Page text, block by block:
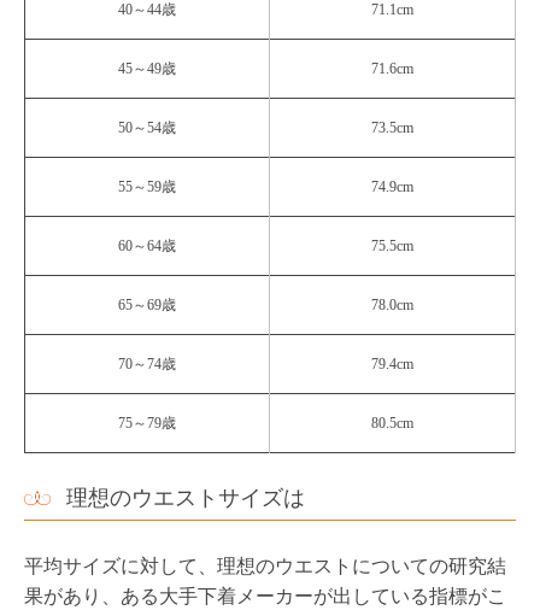
40～44歳 71.1cm
45～49歳 71.6cm
50～54歳 73.5cm
55～59歳 74.9cm
60～64歳 75.5cm
65～69歳 78.0cm
70～74歳 79.4cm
75～79歳 80.5cm
理想のウエストサイズは
平均サイズに対して、理想のウエストについての研究結
果があり、ある大手下着メーカーが出している指標がこ